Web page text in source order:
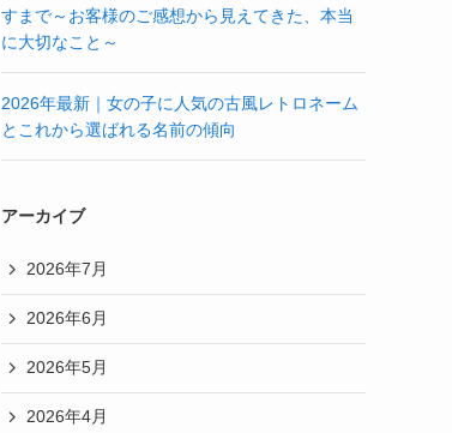
すまで～お客様のご感想から見えてきた、本当
に大切なこと～
2026年最新｜女の子に人気の古風レトロネーム
とこれから選ばれる名前の傾向
アーカイブ
2026年7月
2026年6月
2026年5月
2026年4月